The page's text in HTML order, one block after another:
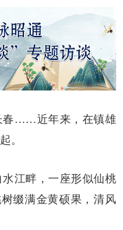
春……近年来，在镇雄
。
江畔，一座形似仙桃
缀满金黄硕果，清风